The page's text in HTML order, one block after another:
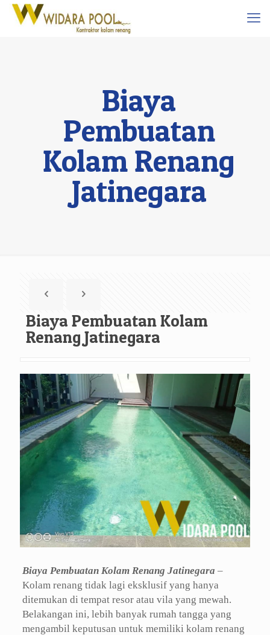
Biaya
Pembuatan
Kolam Renang
Jatinegara
Biaya Pembuatan Kolam
Renang Jatinegara
Biaya Pembuatan Kolam Renang Jatinegara –
Kolam renang tidak lagi eksklusif yang hanya
ditemukan di tempat resor atau vila yang mewah.
Belakangan ini, lebih banyak rumah tangga yang
mengambil keputusan untuk memiliki kolam renang